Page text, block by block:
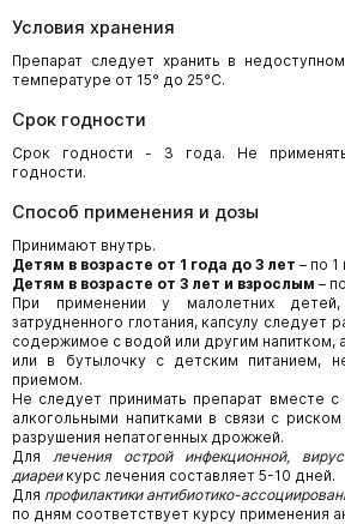
Условия хранения
Препарат следует хранить в
температуре от 15° до 25°C.
Срок годности
Срок годности - 3 года. Не
годности.
Способ применения и дозы
Принимают внутрь.
Детям в возрасте от 1 года до 3 лет – по 1
Детям в возрасте от 3 лет и взрослым –
При применении у малолетних
затрудненного глотания, капсулу следует
содержимое с водой или другим напитком,
или в бутылочку с детским питанием,
приемом.
Не следует принимать препарат вместе
алкогольными напитками в связи с
разрушения непатогенных дрожжей.
Для лечения острой инфекционной,
диареикурс лечения составляет 5-10 дней.
Для профилактики антибиотико-
по дням соответствует курсу применения